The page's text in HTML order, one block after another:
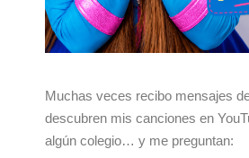
Muchas veces recibo mensajes
descubren mis canciones en
algún colegio… y me preguntan: